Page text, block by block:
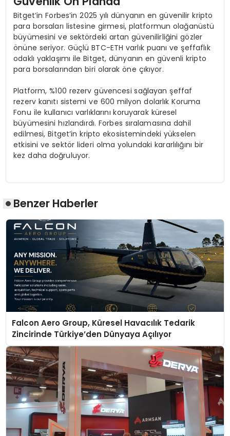
Bitget’in Forbes’in 2025 yılı dünyanın en güvenilir kripto
para borsaları listesine girmesi, platformun olağanüstü
büyümesini ve sektördeki artan güvenilirliğini gözler
önüne seriyor. Güçlü BTC-ETH varlık puanı ve şeffaflık
odaklı yaklaşımı ile Bitget, dünyanın en güvenli kripto
para borsalarından biri olarak öne çıkıyor.
Platform, %100 rezerv güvencesi sağlayan şeffaf
rezerv kanıtı sistemi ve 600 milyon dolarlık Koruma
Fonu ile kullanıcı varlıklarını koruyarak küresel
büyümesini hızlandırdı. Forbes sıralamasına dahil
edilmesi, Bitget’in kripto ekosistemindeki yükselen
etkisini ve sektör lideri olma yolundaki kararlılığını bir
kez daha doğruluyor.
Benzer Haberler
Falcon Aero Group, Küresel Havacılık Tedarik
Zincirinde Türkiye’den Dünyaya Açılıyor